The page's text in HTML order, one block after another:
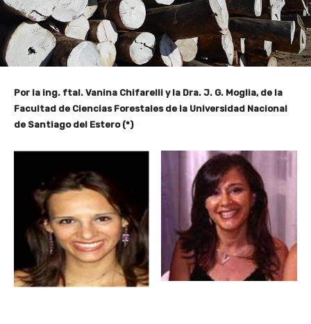
Por la ing. ftal. Vanina Chifarelli y la Dra. J. G. Moglia, de la
Facultad de Ciencias Forestales de la Universidad Nacional
de Santiago del Estero (*)